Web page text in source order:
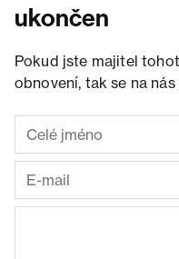
ukončen
Pokud jste majitel
obnovení, tak se na